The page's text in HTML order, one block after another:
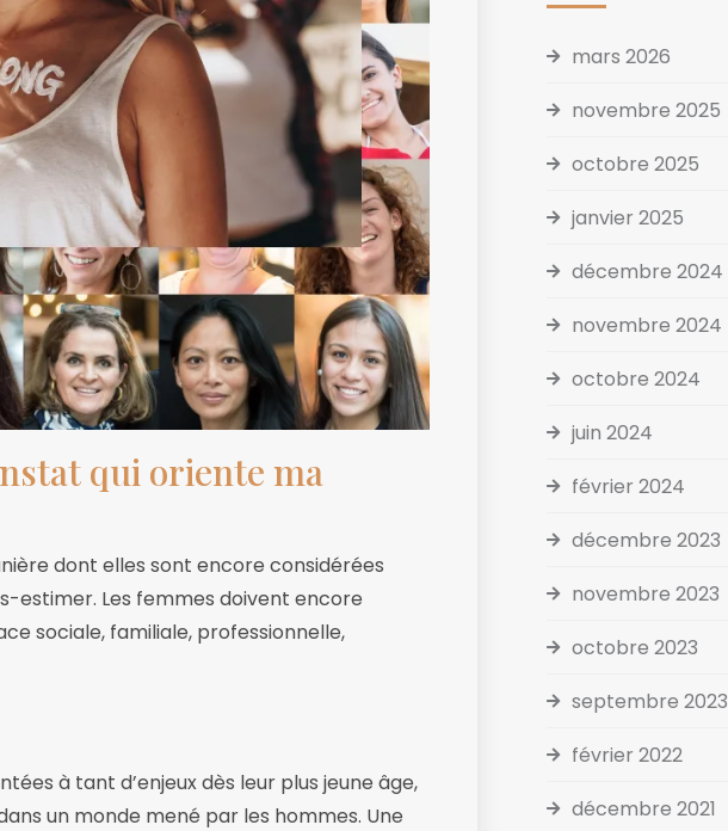
qui oriente ma
dont elles sont encore considérées
estimer. Les femmes doivent encore
sociale, familiale, professionnelle,
à tant d’enjeux dès leur plus jeune âge,
un monde mené par les hommes. Une
mars 2026
novembre 2025
octobre 2025
janvier 2025
décembre 2024
novembre 2024
octobre 2024
juin 2024
février 2024
décembre 2023
novembre 2023
octobre 2023
septembre 2023
février 2022
décembre 2021